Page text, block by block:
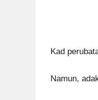
Kad
Namun,